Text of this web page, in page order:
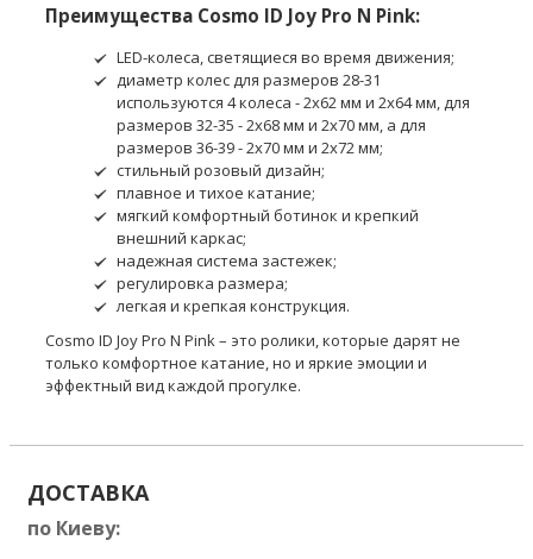
Преимущества Cosmo ID Joy Pro N Pink:
LED-колеса, светящиеся во время движения;
диаметр колес для размеров 28-31
используются 4 колеса - 2x62 мм и 2x64 мм, для
размеров 32-35 - 2x68 мм и 2x70 мм, а для
размеров 36-39 - 2x70 мм и 2x72 мм;
стильный розовый дизайн;
плавное и тихое катание;
мягкий комфортный ботинок и крепкий
внешний каркас;
надежная система застежек;
регулировка размера;
легкая и крепкая конструкция.
Cosmo ID Joy Pro N Pink – это ролики, которые дарят не
только комфортное катание, но и яркие эмоции и
эффектный вид каждой прогулке.
ДОСТАВКА
по Киеву: